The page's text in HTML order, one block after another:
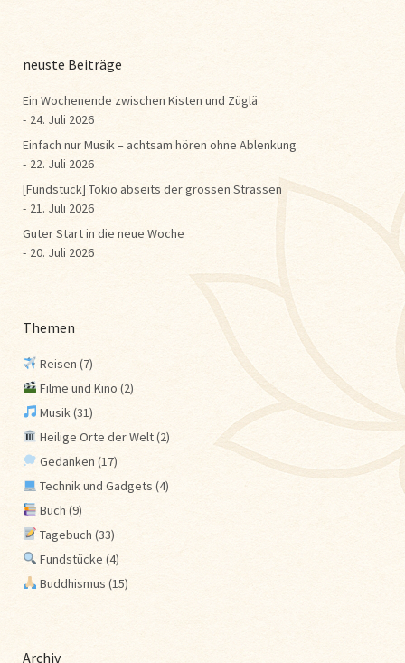
neuste Beiträge
Ein Wochenende zwischen Kisten und Züglä
24. Juli 2026
Einfach nur Musik – achtsam hören ohne Ablenkung
22. Juli 2026
[Fundstück] Tokio abseits der grossen Strassen
21. Juli 2026
Guter Start in die neue Woche
20. Juli 2026
Themen
Reisen (7)
Filme und Kino (2)
Musik(31)
Heilige Orte der Welt(2)
Gedanken (17)
Technik und Gadgets (4)
Buch (9)
Tagebuch (33)
Fundstücke (4)
Buddhismus (15)
Archiv